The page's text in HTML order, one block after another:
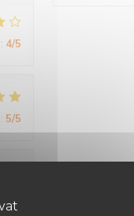
: 4/5
: 5/5